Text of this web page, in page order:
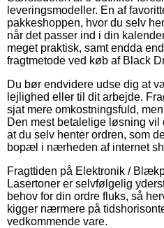
leveringsmodeller. En af
pakkeshoppen, hvor du selv
når det passer ind i din
meget praktisk, samt endda
fragtmetode ved køb af Black
Du bør endvidere udse dig at
lejlighed eller til dit arbejde.
sjat mere omkostningsfuld,
Den mest betalelige løsning
at du selv henter ordren, som
bopæl i nærheden af internet
Fragttiden på Elektronik /
Lasertoner er selvfølgelig
behov for din ordre fluks, så
kigger nærmere på
vedkommende vare.